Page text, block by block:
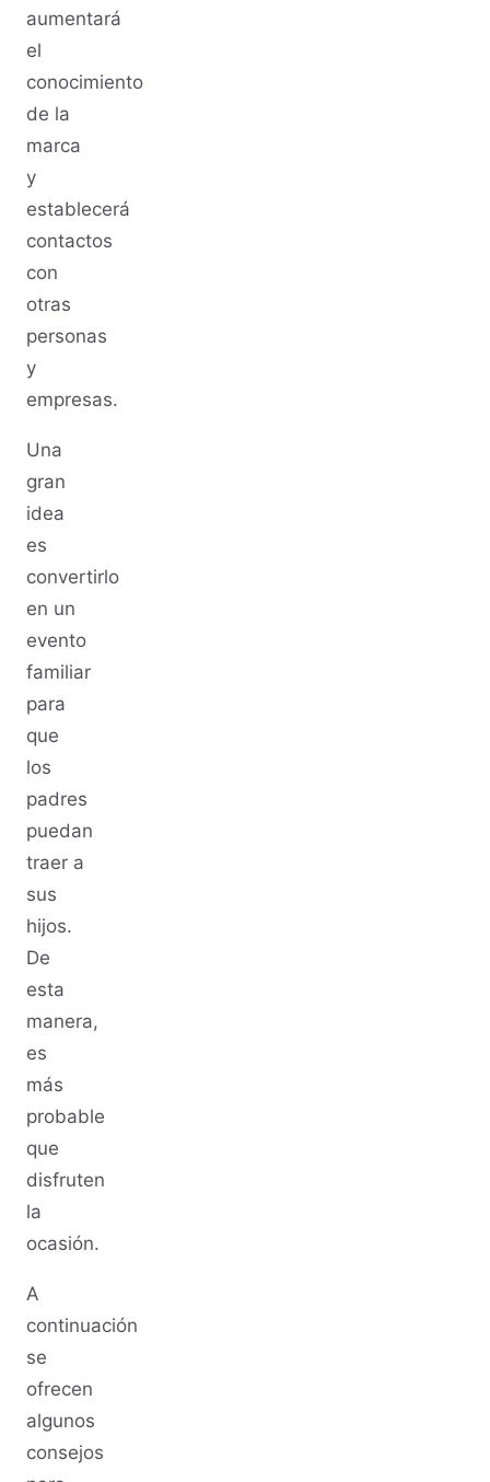
aumentará
el
conocimiento
de la
marca
y
establecerá
contactos
con
otras
personas
y
empresas.
Una
gran
idea
es
convertirlo
en un
evento
familiar
para
que
los
padres
puedan
traer a
sus
hijos.
De
esta
manera,
es
más
probable
que
disfruten
la
ocasión.
A
continuación
se
ofrecen
algunos
consejos